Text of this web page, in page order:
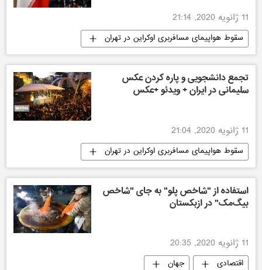
11 ژانویه 2020, 21:14
سقوط هواپیمای مسافربری اوکراین در تهران
ایران
جهان
تجمع دانشجویی و پاره کردن عکس
سلیمانی در ایران + ویدئو +عکس
11 ژانویه 2020, 21:04
سقوط هواپیمای مسافربری اوکراین در تهران
ایران
استفاده از "شاخص پلو" به جای "شاخص
بیگ‌مک" در ازبکستان
11 ژانویه 2020, 20:35
اقتصادی جهان